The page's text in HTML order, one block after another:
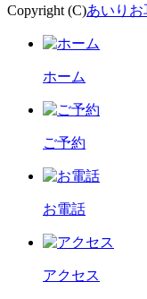
Copyright (C)あいり
ホーム
ご予約
お電話
アクセス